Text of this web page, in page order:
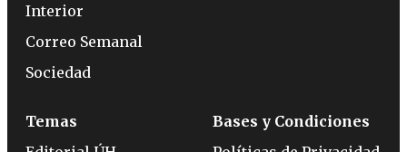
Interior
Correo Semanal
Sociedad
Temas
Bases y Condiciones